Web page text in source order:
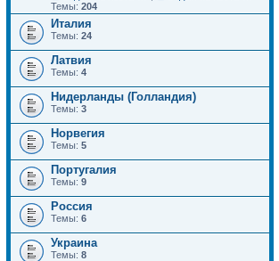
Темы: 204
Италия
Темы: 24
Латвия
Темы: 4
Нидерланды (Голландия)
Темы: 3
Норвегия
Темы: 5
Португалия
Темы: 9
Россия
Темы: 6
Украина
Темы: 8